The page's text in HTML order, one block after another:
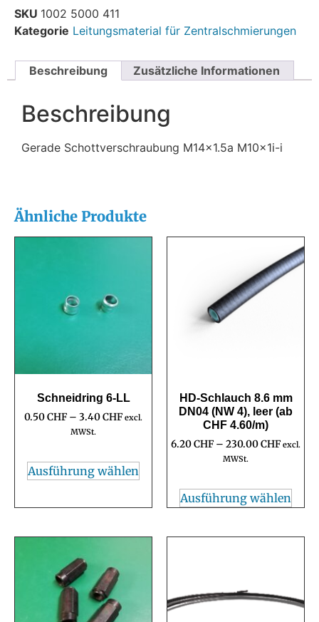
SKU 1002 5000 411
Kategorie Leitungsmaterial für Zentralschmierungen
Beschreibung Zusätzliche Informationen
Beschreibung
Gerade Schottverschraubung M14x1.5a M10x1i-i
Ähnliche Produkte
Schneidring 6-LL
0.50CHF – 3.40CHF excl.
MWSt.
Ausführung wählen
HD-Schlauch 8.6 mm
DN04 (NW 4), leer (ab
CHF 4.60/m)
6.20CHF – 230.00CHF excl.
MWSt.
Ausführung wählen